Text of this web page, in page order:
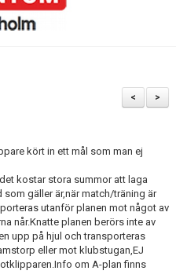
>
<
kört in ett mål som man ej
kostar stora summor att laga
gäller är,när match/träning är
utanför planen mot något av
når.Knatte planen berörs inte av
upp på hjul och transporteras
eller mot klubstugan,EJ
om A-plan finns